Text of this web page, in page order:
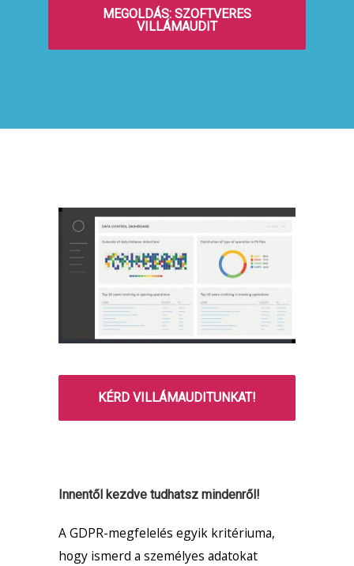
MEGOLDÁS: SZOFTVERES
VILLÁMAUDIT
KÉRD VILLÁMAUDITUNKAT!
Innentől kezdve tudhatsz mindenről!
A GDPR-megfelelés egyik kritériuma,
hogy ismerd a személyes adatokat